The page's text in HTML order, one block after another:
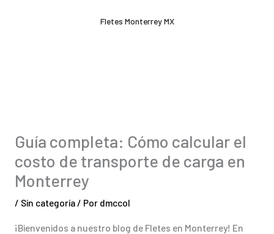
Fletes Monterrey MX
Guía completa: Cómo calcular el
costo de transporte de carga en
Monterrey
/ Sin categoría/ Por dmccol
¡Bienvenidos a nuestro blog de Fletes en Monterrey! En